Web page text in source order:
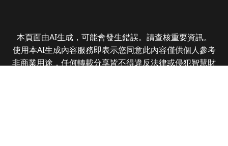
本頁面由AI生成，可能會發生錯誤。請查核重要資訊。
使用本AI生成內容服務即表示您同意此內容僅供個人參考
非商業用途，任何轉載分享皆不得違反法律或侵犯智慧財